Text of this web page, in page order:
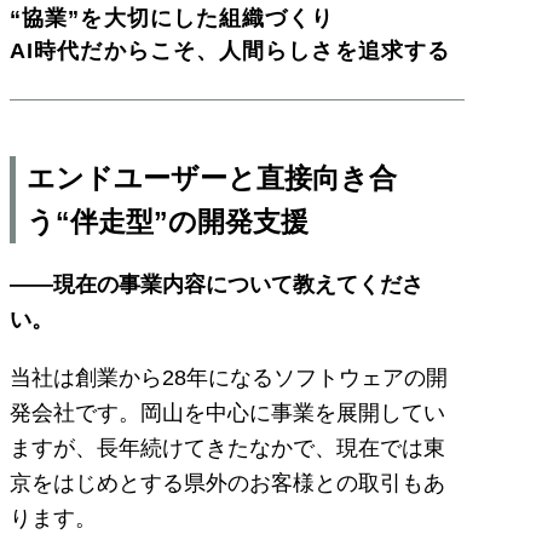
“協業”を大切にした組織づくり
AI時代だからこそ、人間らしさを追求する
エンドユーザーと直接向き合
う“伴走型”の開発支援
――現在の事業内容について教えてくださ
い。
当社は創業から28年になるソフトウェアの開
発会社です。岡山を中心に事業を展開してい
ますが、長年続けてきたなかで、現在では東
京をはじめとする県外のお客様との取引もあ
ります。